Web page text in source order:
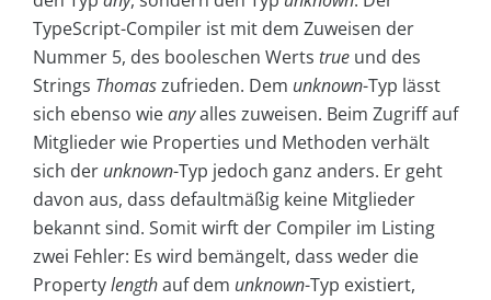
TypeScript-Compiler ist mit dem Zuweisen der
Nummer 5, des booleschen Werts true und des
Strings Thomaszufrieden. Dem unknown-Typ lässt
sich ebenso wieanyalles zuweisen. Beim Zugriff auf
Mitglieder wie Properties und Methoden verhält
sich der unknown-Typ jedoch ganz anders. Er geht
davon aus, dass defaultmäßig keine Mitglieder
bekannt sind. Somit wirft der Compiler im Listing
zwei Fehler: Es wird bemängelt, dass weder die
Propertylengthauf dem unknown-Typ existiert,